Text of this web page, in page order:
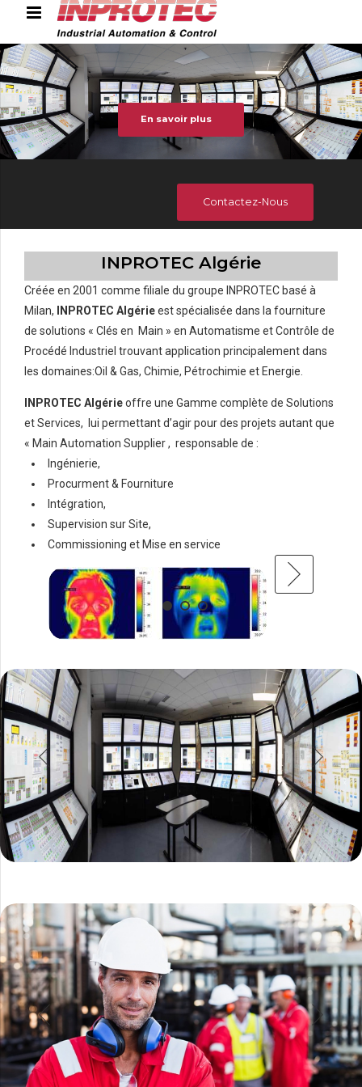
Nos
Search
for:
Search Button
En savoir plus
Contactez-Nous
INPROTEC Algérie
Créée en 2001 comme filiale du groupe INPROTEC basé à
Milan, INPROTEC Algérieest spécialisée dans la fourniture
de solutions « Clés en Main » en Automatisme et Contrôle de
Procédé Industriel trouvant application principalement dans
les domaines:Oil & Gas, Chimie, Pétrochimie et Energie.
INPROTEC Algérieoffre une Gamme complète de Solutions
et Services, lui permettant d’agir pour des projets autant que
« Main Automation Supplier , responsable de :
Ingénierie,
Procurment & Fourniture
Intégration,
Supervision sur Site,
Commissioning et Mise en service